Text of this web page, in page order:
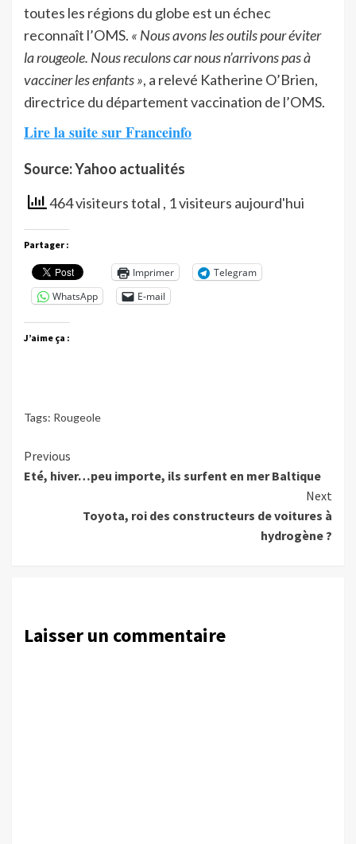
toutes les régions du globe est un échec
reconnaît l’OMS. « Nous avons les outils pour éviter
la rougeole. Nous reculons car nous n’arrivons pas à
vacciner les enfants », a relevé Katherine O’Brien,
directrice du département vaccination de l’OMS.
Lire la suite sur Franceinfo
Source: Yahoo actualités
464 visiteurs total , 1 visiteurs aujourd'hui
Partager :
Imprimer
Telegram
WhatsApp
E-mail
J’aime ça :
Tags: Rougeole
Continue
Reading
Previous
Eté, hiver…peu importe, ils surfent en mer Baltique
Next
Toyota, roi des constructeurs de voitures à
hydrogène ?
Laisser un commentaire